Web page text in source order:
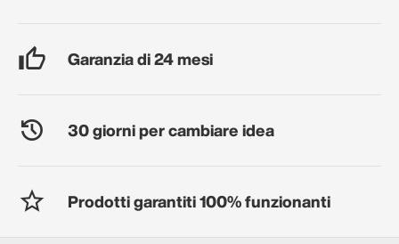
Garanzia di 24 mesi
30 giorni per cambiare idea
Prodotti garantiti 100% funzionanti